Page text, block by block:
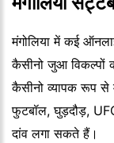
मंगोलिया में कई
कैसीनो जुआ विकल्पों
कैसीनो व्यापक रूप से
फुटबॉल, घुड़दौड़,
दांव लगा सकते हैं।